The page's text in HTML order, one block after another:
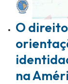
O
na